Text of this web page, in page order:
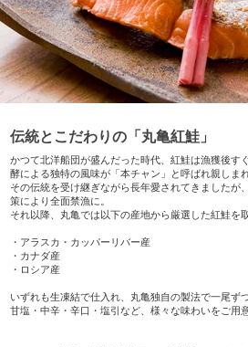
伝統とこだわりの「丸亀紅鮭」
かつて北洋船団が盛んだった時代、紅鮭は漁獲後す
酵による独特の風味が「本チャン」と呼ばれ親しま
その伝統を受け継ぎながら長年愛されてきましたが
策により全面禁漁に。
それ以降、丸亀では以下の産地から厳選した紅鮭を
・アラスカ・カッパーリバー産
・カナダ産
・ロシア産
いずれも生凍結で仕入れ、丸亀独自の製法で一尾ず
甘塩・中辛・辛口・塩引など、様々な味わいをご用